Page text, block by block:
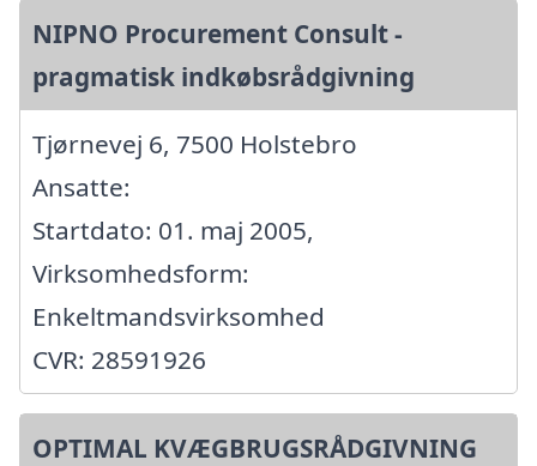
NIPNO Procurement Consult -
pragmatisk indkøbsrådgivning
Tjørnevej 6, 7500 Holstebro
Ansatte:
Startdato: 01. maj 2005,
Virksomhedsform:
Enkeltmandsvirksomhed
CVR: 28591926
OPTIMAL KVÆGBRUGSRÅDGIVNING